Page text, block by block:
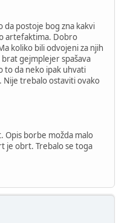
da postoje bog zna kakvi
artefaktima. Dobro
koliko bili odvojeni za njih
gejmplejer spašava
to da neko ipak uhvati
Nije trebalo ostaviti ovako
Opis borbe možda malo
je obrt. Trebalo se toga